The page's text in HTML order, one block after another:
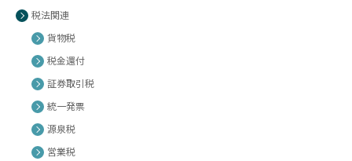
税法関連
貨物税
税金還付
証券取引税
統一発票
源泉税
営業税